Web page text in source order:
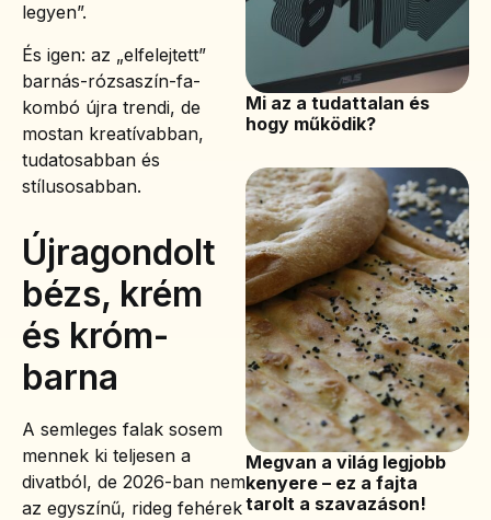
legyen”.
És igen: az „elfelejtett”
barnás-rózsaszín-fa-
kombó újra trendi, de
mostan kreatívabban,
tudatosabban és
stílusosabban.
Újragondolt
bézs, krém
és króm-
barna
A semleges falak sosem
mennek ki teljesen a
divatból, de 2026-ban nem
az egyszínű, rideg fehérek
Mi az a tudattalan és
hogy működik?
Megvan a világ legjobb
kenyere – ez a fajta
tarolt a szavazáson!